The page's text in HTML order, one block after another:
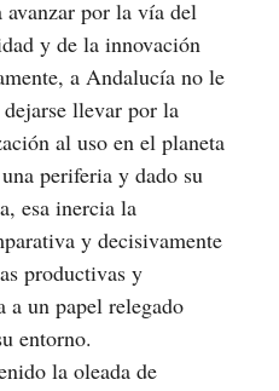
avanzar por la vía del
y de la innovación
a Andalucía no le
llevar por la
al uso en el planeta
periferia y dado su
esa inercia la
y decisivamente
productivas y
a un papel relegado
entorno.
la oleada de